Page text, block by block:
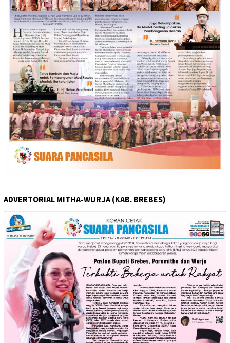
ADVERTORIAL MITHA-WURJA (KAB. BREBES)